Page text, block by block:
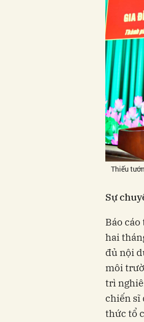
Thiếu
Sự
Báo
hai
đủ nội
môi
trì
chiến sĩ
thức tổ